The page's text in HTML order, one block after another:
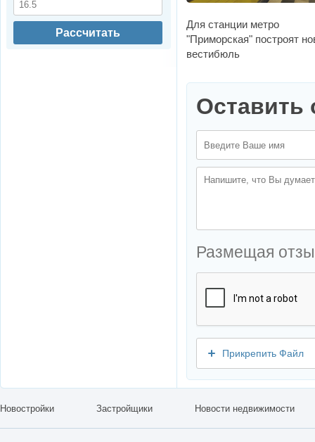
Для станции метро
"Приморская" построят
вестибюль
Оставить
Размещая
Прикрепить Файл
Рассчитать
Новостройки Застройщики Новости недвижимости